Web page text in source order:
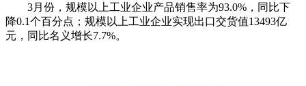
3月份，规模以上工业企业产品销售率为93.0%，同比下
降0.1个百分点；规模以上工业企业实现出口交货值13493亿
元，同比名义增长7.7%。